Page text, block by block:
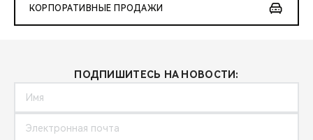
КОРПОРАТИВНЫЕ ПРОДАЖИ
ПОДПИШИТЕСЬ НА НОВОСТИ: